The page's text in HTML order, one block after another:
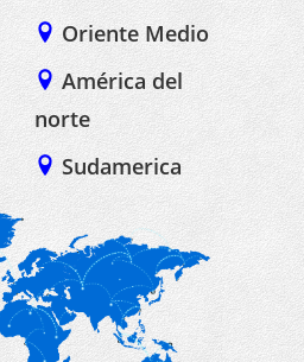
Oriente Medio
América del
norte
Sudamerica